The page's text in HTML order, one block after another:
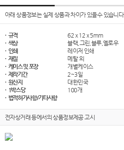
아래 상품정보는 실제 상품과 차이가 있을수 있습니다
· 규격
62 x 12 x 5mm
· 색상
블랙,그린,블루,옐로우
· 인쇄
레이저 인쇄
· 재질
메탈 외
· 케이스 및 포장
개별케이스
· 제작기간
2~3일
· 원산지
대한민국
· 1박스당
100개
· 법적허가사항/기타사항
전자상거래 등에서의 상품정보제공 고시